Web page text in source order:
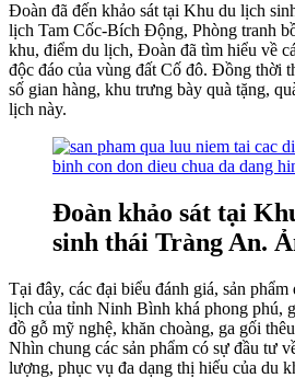
Đoàn đã đến khảo sát tại Khu du lịch
lịch Tam Cốc-Bích Động, Phòng tranh
khu, điểm du lịch, Đoàn đã tìm hiểu về
độc đáo của vùng đất Cố đô. Đồng thời
số gian hàng, khu trưng bày quà tặng,
lịch này.
Đoàn khảo sát tại
sinh thái Tràng An.
Tại đây, các đại biểu đánh giá, sản
lịch của tỉnh Ninh Bình khá phong phú,
đồ gỗ mỹ nghệ, khăn choàng, ga gối
Nhìn chung các sản phẩm có sự đầu tư
lượng, phục vụ đa dạng thị hiếu của du